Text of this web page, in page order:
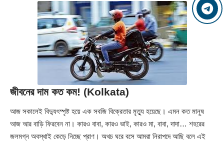
জীবনের দাম কত কম! (Kolkata)
আজ সকালেই বিদ্যুৎস্পৃষ্ট হয়ে এক সবজি বিক্রেতার মৃত্যু হয়েছে। এমন কত মানুষ
আজ আর বাড়ি ফিরবেন না। কারও বাবা, কারও ভাই, কারও মা, বাবা, দাদা… শহরের
জলমগ্ন অবস্থাই কেড়ে নিচ্ছে প্রাণ। অথচ ঘরে বসে আমরা নিরাপদে আছি বলে এই